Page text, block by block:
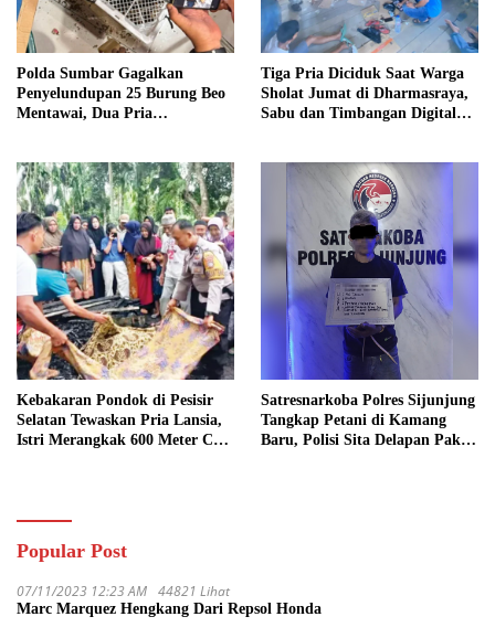
Polda Sumbar Gagalkan
Penyelundupan 25 Burung Beo
Mentawai, Dua Pria
Tiga Pria Diciduk Saat Warga
Sholat Jumat di Dharmasraya,
Sabu dan Timbangan Digital
Kebakaran Pondok di Pesisir
Selatan Tewaskan Pria Lansia,
Istri Merangkak 600 Meter Cari
Satresnarkoba Polres Sijunjung
Tangkap Petani di Kamang
Baru, Polisi Sita Delapan Paket
Popular Post
07/11/2023 12:23 AM 44821 Lihat
Marc Marquez Hengkang Dari Repsol Honda